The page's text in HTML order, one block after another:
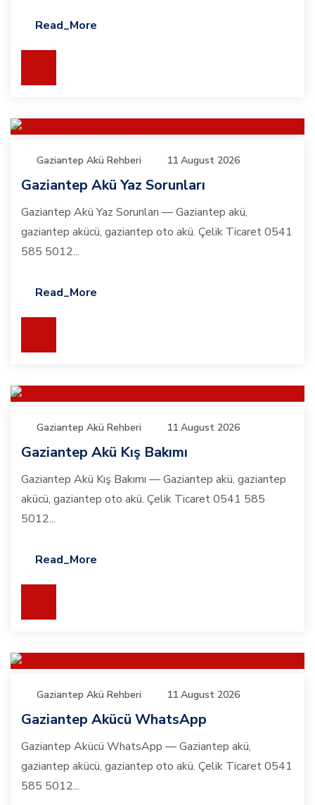
Read_More
Gaziantep Akü Rehberi 11 August 2026
Gaziantep Akü Yaz Sorunları
Gaziantep Akü Yaz Sorunları — Gaziantep akü,
gaziantep akücü, gaziantep oto akü. Çelik Ticaret 0541
585 5012...
Read_More
Gaziantep Akü Rehberi 11 August 2026
Gaziantep Akü Kış Bakımı
Gaziantep Akü Kış Bakımı — Gaziantep akü, gaziantep
akücü, gaziantep oto akü. Çelik Ticaret 0541 585
5012...
Read_More
Gaziantep Akü Rehberi 11 August 2026
Gaziantep Akücü WhatsApp
Gaziantep Akücü WhatsApp — Gaziantep akü,
gaziantep akücü, gaziantep oto akü. Çelik Ticaret 0541
585 5012...